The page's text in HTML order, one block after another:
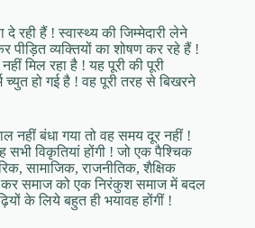
दे रही हैं ! स्वास्थ्य की जिम्मेदारी लेने
पीड़ित व्यक्तियों का शोषण कर रहे हैं !
मिल रहा है ! यह पूरी की पूरी
हो गई है ! वह पूरी तरह से बिखरने
नहीं बंधा गया तो वह समय दूर नहीं !
विकृतियां होंगी ! जो एक पैश्चिक
सामाजिक, राजनीतिक, शैक्षिक
समाज को एक निरंकुश समाज में बदल
के लिये बहुत ही भयावह होंगीं !